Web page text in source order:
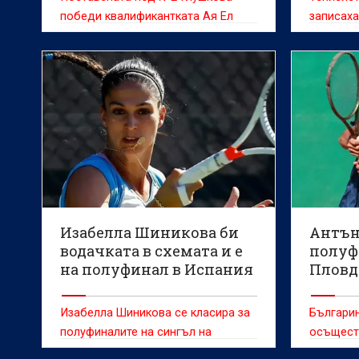
победи квалификантката Ая Ел
Ауни (Мароко) с 6:3, 7:6(2)
Изабелла Шиникова би
водачката в схемата и е
на полуфинал в Испания
Изабелла Шиникова се класира за
полуфиналите на сингъл на
турнира на твърда настилка в